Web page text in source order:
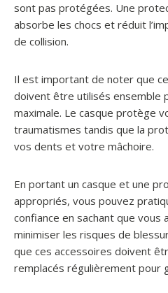
sont pas protégées. Une
absorbe les chocs et réduit
de collision.
Il est important de noter que
doivent être utilisés ensemble
maximale. Le casque protège
traumatismes tandis que la
vos dents et votre mâchoire.
En portant un casque et une
appropriés, vous pouvez
confiance en sachant que
minimiser les risques de
que ces accessoires doivent
remplacés régulièrement pour